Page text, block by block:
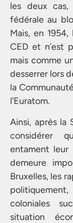
les deux cas,
fédérale au
Mais, en
CED et n’est
mais comme
desserrer lors
la
l’Euratom.
Ainsi, après la
considérer
entament leur
demeure
Bruxelles, les
coloniales
situation